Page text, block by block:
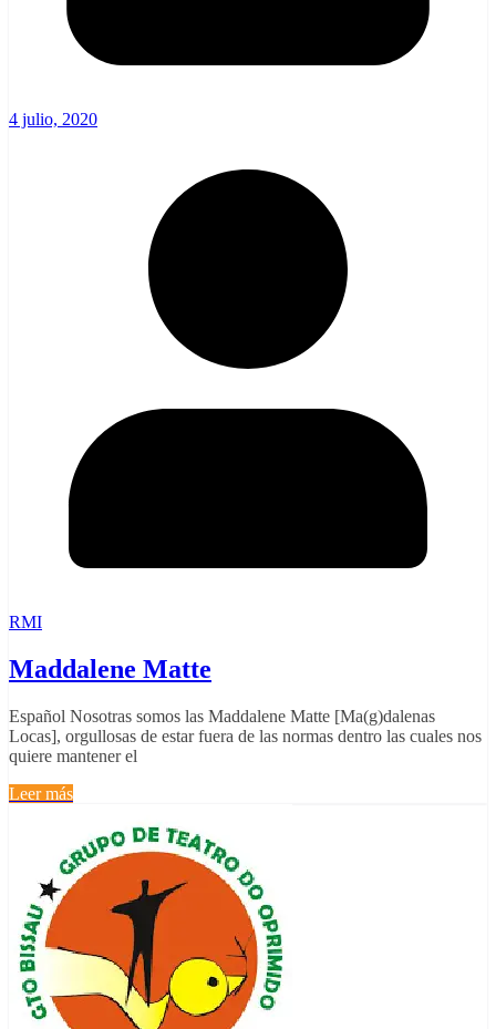
4 julio, 2020
RMI
Maddalene Matte
Español Nosotras somos las Maddalene Matte [Ma(g)dalenas
Locas], orgullosas de estar fuera de las normas dentro las cuales nos
quiere mantener el
Leer más